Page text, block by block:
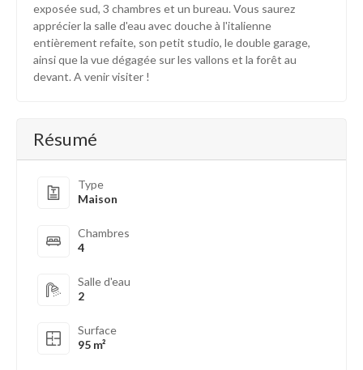
exposée sud, 3 chambres et un bureau. Vous saurez
apprécier la salle d'eau avec douche à l'italienne
entièrement refaite, son petit studio, le double garage,
ainsi que la vue dégagée sur les vallons et la forêt au
devant. A venir visiter !
Résumé
Type
Maison
Chambres
4
Salle d'eau
2
Surface
95 m²